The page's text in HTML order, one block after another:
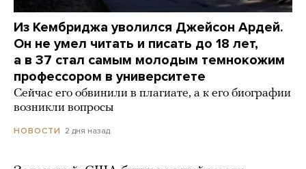
Из Кембриджа уволился Джейсон Ардей.
Он не умел читать и писать до 18 лет,
а в 37 стал самым молодым темнокожим
профессором в университете
Сейчас его обвинили в плагиате, а к его биографии
возникли вопросы
НОВОСТИ 2 дня назад